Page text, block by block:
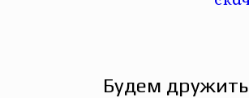
Будем